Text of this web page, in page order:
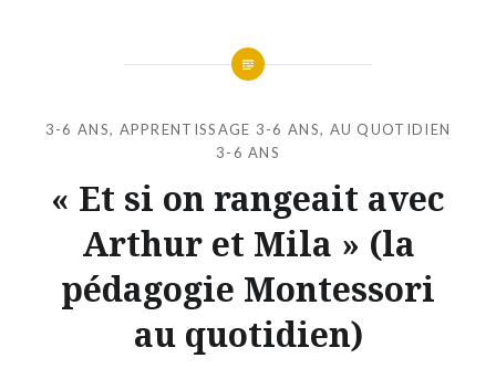
3-6 ANS, APPRENTISSAGE 3-6 ANS, AU QUOTIDIEN
3-6 ANS
« Et si on rangeait avec
Arthur et Mila » (la
pédagogie Montessori
au quotidien)